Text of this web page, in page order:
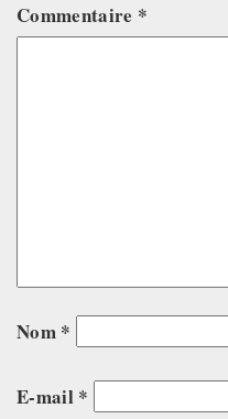
Commentaire *
Nom *
E-mail *